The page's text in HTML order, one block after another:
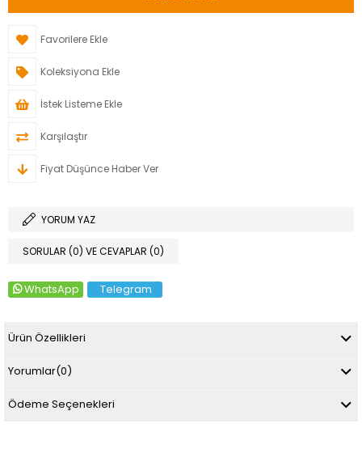
Favorilere Ekle
Koleksiyona Ekle
İstek Listeme Ekle
Karşılaştır
Fiyat Düşünce Haber Ver
YORUM YAZ
SORULAR (0) VE CEVAPLAR (0)
WhatsApp Telegram
Ürün Özellikleri
Yorumlar(0)
Ödeme Seçenekleri